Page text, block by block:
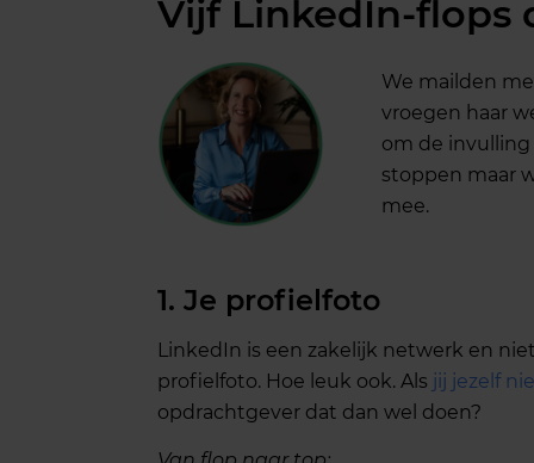
Vijf LinkedIn-flops
We mailden
vroegen haar
om de
stoppen maar
mee.
1. Je profielfoto
LinkedIn is een zakelijk netwerk en
profielfoto. Hoe leuk ook. Als jij jezelf
opdrachtgever dat dan wel doen?